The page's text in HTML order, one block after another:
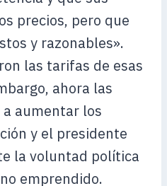
precios, pero que
y razonables».
las tarifas de esas
ahora las
aumentar los
y el presidente
la voluntad política
emprendido.